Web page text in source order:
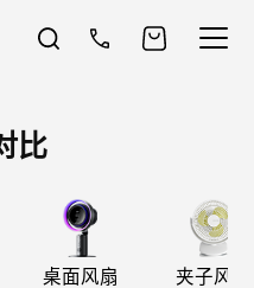
比
桌面风扇 夹子风扇